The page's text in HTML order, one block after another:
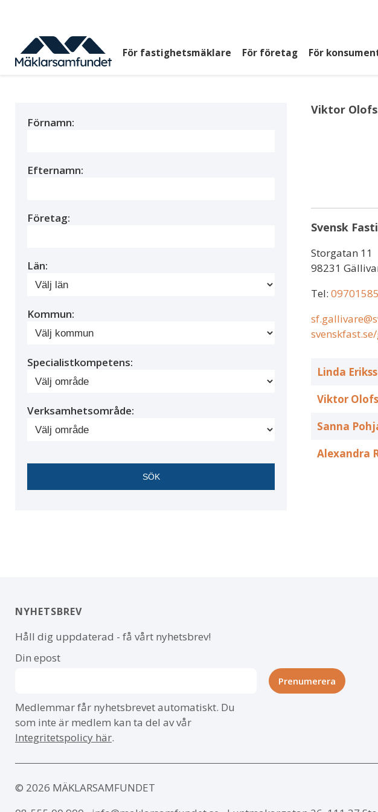
huvudinnehåll
Huvudmeny
För fastighetsmäklare För företag För
Viktor
Svensk
Storgatan 11
98231
Tel:
Linda
Viktor
Sanna
Alexandra
Förnamn:
Efternamn:
Företag:
Län:
Kommun:
Specialistkompetens:
Verksamhetsområde:
NYHETSBREV
Håll dig uppdaterad - få vårt nyhetsbrev!
Din epost
Medlemmar får nyhetsbrevet automatiskt. Du
som inte är medlem kan ta del av vår
Integritetspolicy här.
© 2026 MÄKLARSAMFUNDET